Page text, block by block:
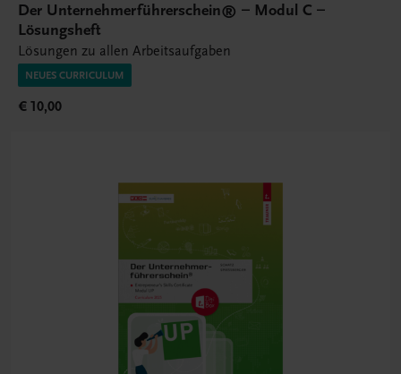
Der Unternehmerführerschein® – Modul C –
Lösungsheft
Lösungen zu allen Arbeitsaufgaben
NEUES CURRICULUM
€ 10,00